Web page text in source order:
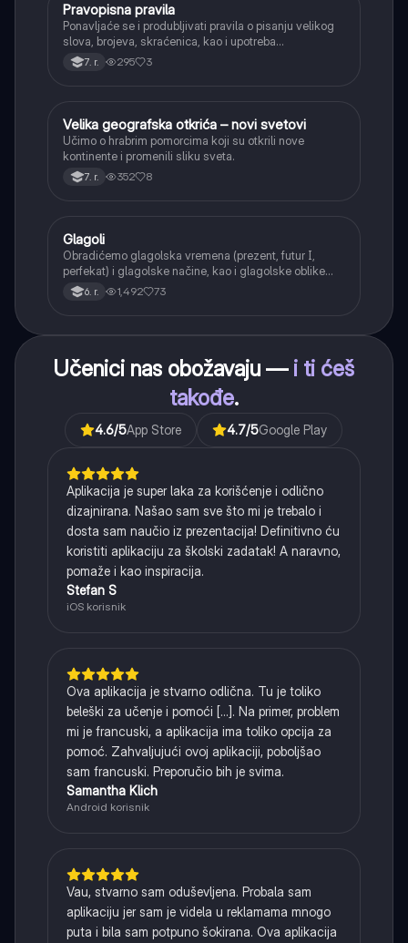
Srpski jezik
Pravopisna pravila
Ponavljaće se i produbljivati pravila o pisanju velikog
slova, brojeva, skraćenica, kao i upotreba
interpunkcije, sa posebnim fokusom na zarez u
složenoj rečenici.
7. r. 295 3
Istorija
Velika geografska otkrića – novi svetovi
Učimo o hrabrim pomorcima koji su otkrili nove
kontinente i promenili sliku sveta.
7. r. 352 8
Srpski jezik
Glagoli
Obradićemo glagolska vremena (prezent, futur I,
perfekat) i glagolske načine, kao i glagolske oblike
(infinitiv, glagolski pridevi i prilozi) i glagolski vid
(svršeni i nesvršeni).
6. r. 1,492 73
Učenici nas obožavaju — i ti ćeš
takođe.
4.6/5App Store 4.7/5Google Play
Aplikacija je super laka za korišćenje i odlično
dizajnirana. Našao sam sve što mi je trebalo i
dosta sam naučio iz prezentacija! Definitivno ću
koristiti aplikaciju za školski zadatak! A naravno,
pomaže i kao inspiracija.
Stefan S
iOS korisnik
Ova aplikacija je stvarno odlična. Tu je toliko
beleški za učenje i pomoći [...]. Na primer, problem
mi je francuski, a aplikacija ima toliko opcija za
pomoć. Zahvaljujući ovoj aplikaciji, poboljšao
sam francuski. Preporučio bih je svima.
Samantha Klich
Android korisnik
Vau, stvarno sam oduševljena. Probala sam
aplikaciju jer sam je videla u reklamama mnogo
puta i bila sam potpuno šokirana. Ova aplikacija